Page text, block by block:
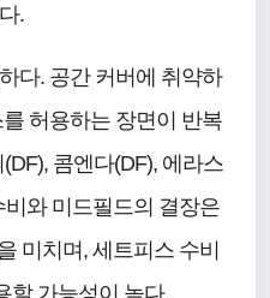
.
다. 공간 커버에 취약하
허용하는 장면이 반복
콤엔다(DF), 에라스
비와 미드필드의 결장은
미치며, 세트피스 수비
할 가능성이 높다.